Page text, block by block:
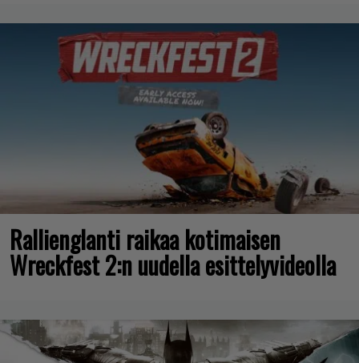
Rallienglanti raikaa kotimaisen
Wreckfest 2:n uudella esittelyvideolla